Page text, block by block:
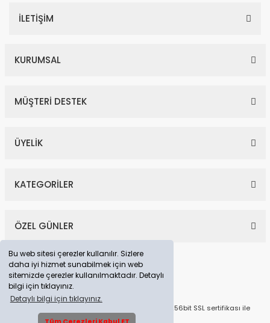
Bu web sitesi çerezler kullanılır. Sizlere
daha iyi hizmet sunabilmek için web
sitemizde çerezler kullanılmaktadır. Detaylı
bilgi için tıklayınız.
Detaylı bilgi için tıklayınız.
İLETİŞİM
KURUMSAL
MÜŞTERİ DESTEK
ÜYELİK
KATEGORİLER
ÖZEL GÜNLER
© Tüm Hakları Saklıdır. Kredi kartı bilgileriniz 256bit SSL sertifikası ile
korunmaktadır.